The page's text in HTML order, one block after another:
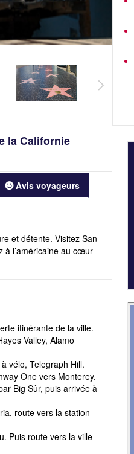
la Californie
Avis voyageurs
et détente. Visitez San
à l’américaine au cœur
itinérante de la ville.
Valley, Alamo
vélo, Telegraph Hill.
One vers Monterey.
Big Sûr, puis arrivée à
route vers la station
Puis route vers la ville